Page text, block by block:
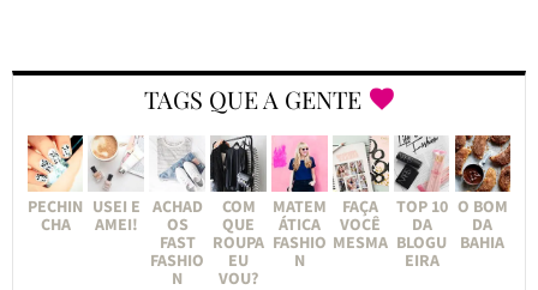
TAGS QUE A GENTE
PECHIN
CHA
USEI E
AMEI!
ACHAD
OS
FAST
FASHIO
N
COM
QUE
ROUPA
EU
VOU?
MATEM
ÁTICA
FASHIO
N
FAÇA
VOCÊ
MESMA
TOP 10
DA
BLOGU
EIRA
O BOM
DA
BAHIA